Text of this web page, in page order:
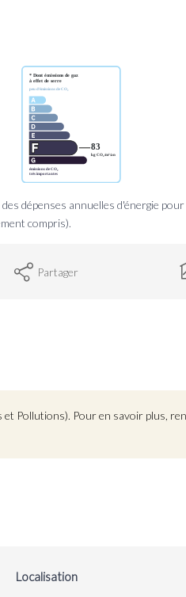
dépenses annuelles d'énergie
compris).
Partager
et Pollutions). Pour en savoir plus,
Localisation